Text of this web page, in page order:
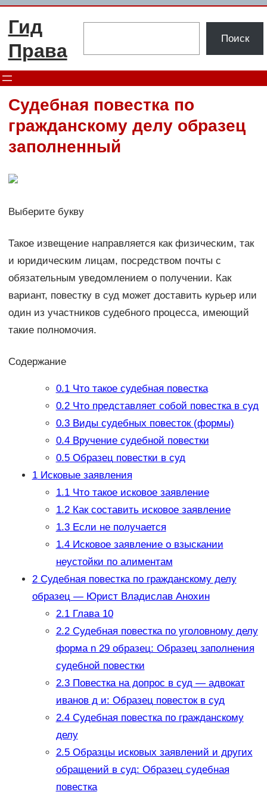
Перейти
содержимому
Гид
Права
Поиск
Судебная повестка по
гражданскому делу образец
заполненный
Выберите букву
Такое извещение направляется как физическим, так
и юридическим лицам, посредством почты с
обязательным уведомлением о получении. Как
вариант, повестку в суд может доставить курьер или
один из участников судебного процесса, имеющий
такие полномочия.
Содержание
0.1Что такое судебная повестка
0.2Что представляет собой повестка в суд
0.3Виды судебных повесток (формы)
0.4Вручение судебной повестки
0.5Образец повестки в суд
1Исковые заявления
1.1Что такое исковое заявление
1.2Как составить исковое заявление
1.3Если не получается
1.4Исковое заявление о взыскании
неустойки по алиментам
2Судебная повестка по гражданскому делу
образец — Юрист Владислав Анохин
2.1Глава 10
2.2Судебная повестка по уголовному делу
форма n 29 образец: Образец заполнения
судебной повестки
2.3Повестка на допрос в суд — адвокат
иванов д и: Образец повесток в суд
2.4Судебная повестка по гражданскому
делу
2.5Образцы исковых заявлений и других
обращений в суд: Образец судебная
повестка